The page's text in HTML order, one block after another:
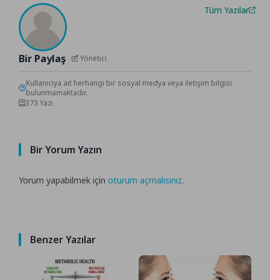
Bir Paylaş Yönetici
Tüm Yazılar
Kullanıcıya ait herhangi bir sosyal medya veya iletişim bilgisi
bulunmamaktadır.
373 Yazı
Bir Yorum Yazın
Yorum yapabilmek içinoturum açmalısınız.
Benzer Yazılar